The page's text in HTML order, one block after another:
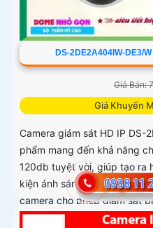
DS-2DE2A404IW-DE3/
Giá Bán:
Giá Khuyến
Camera giám sát HD IP DS-
phẩm mang đến khả năng
120db tuyệt vời, giúp tạo ra
kiện ánh sáng mạnh. Với
camera cho phép giám sát